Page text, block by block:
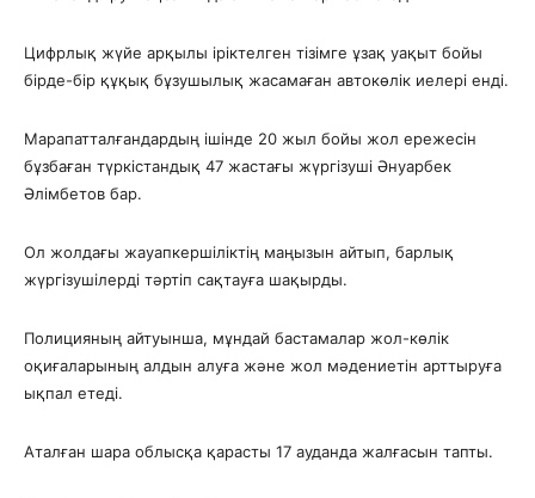
Цифрлық жүйе арқылы іріктелген тізімге ұзақ уақыт бойы
бірде-бір құқық бұзушылық жасамаған автокөлік иелері енді.
Марапатталғандардың ішінде 20 жыл бойы жол ережесін
бұзбаған түркістандық 47 жастағы жүргізуші Әнуарбек
Әлімбетов бар.
Ол жолдағы жауапкершіліктің маңызын айтып, барлық
жүргізушілерді тәртіп сақтауға шақырды.
Полицияның айтуынша, мұндай бастамалар жол-көлік
оқиғаларының алдын алуға және жол мәдениетін арттыруға
ықпал етеді.
Аталған шара облысқа қарасты 17 ауданда жалғасын тапты.